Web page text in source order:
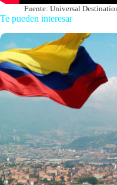
Fuente: Universal
Te pueden interesar